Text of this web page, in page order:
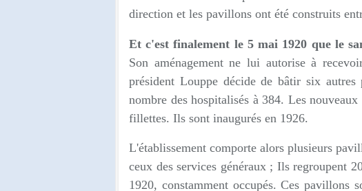
direction et les pavillons ont été construits
Et c'est finalement le 5 mai 1920 que le
Son aménagement ne lui autorise à
président Louppe décide de bâtir six
nombre des hospitalisés à 384. Les
fillettes. Ils sont inaugurés en 1926.
L'établissement comporte alors plusieurs
ceux des services généraux ; Ils regroupent
1920, constamment occupés. Ces pavillons